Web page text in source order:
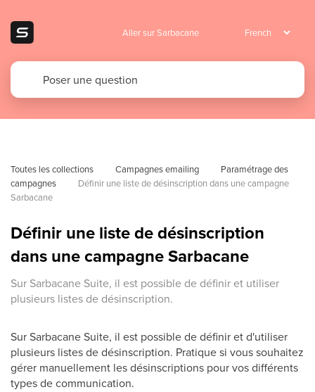
Aller sur Sarbacane
Toutes les collections Campagnes emailing
Paramétrage des
campagnes
Définir une liste de désinscription dans une campagne
Sarbacane
Définir une liste de désinscription
dans une campagne Sarbacane
Sur Sarbacane Suite, il est possible de définir et utiliser
plusieurs listes de désinscription.
Sur Sarbacane Suite, il est possible de définir et d'utiliser
plusieurs listes de désinscription. Pratique si vous souhaitez
gérer manuellement les désinscriptions pour vos différents
types de communication.